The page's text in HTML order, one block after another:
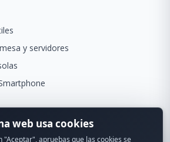
y servidores
y novedades.
web usa cookies
"Aceptar", apruebas que las cookies se